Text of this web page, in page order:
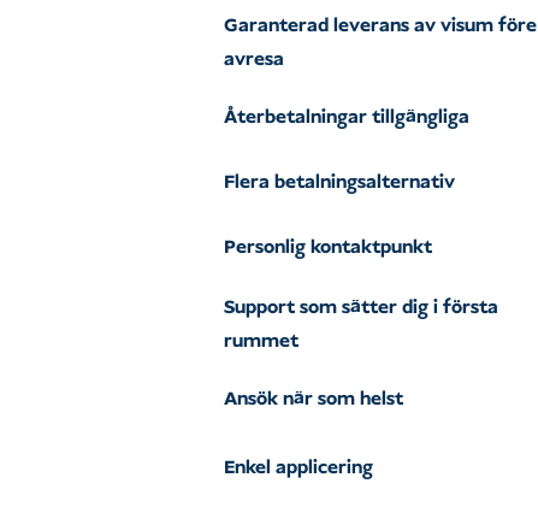
Garanterad leverans av visum före
avresa
Återbetalningar tillgängliga
Flera betalningsalternativ
Personlig kontaktpunkt
Support som sätter dig i första
rummet
Ansök när som helst
Enkel applicering